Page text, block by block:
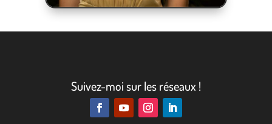
Suivez-moi sur les réseaux !